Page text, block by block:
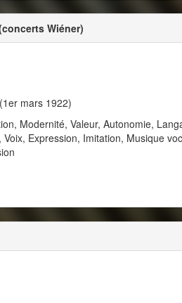
Wiéner)
mars 1922)
Modernité, Valeur, Autonomie,
Expression, Imitation, Musique